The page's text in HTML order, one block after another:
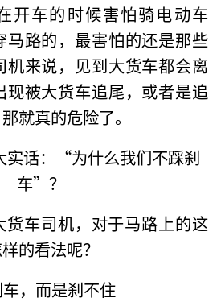
开车的时候害怕骑电动车
马路的，最害怕的还是那些
机来说，见到大货车都会离
被大货车追尾，或者是追
就真的危险了。
货车司机，对于马路上的这
的看法呢？
，而是刹不住